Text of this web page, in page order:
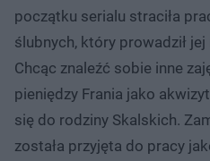
początku serialu straciła
ślubnych, który prowadził jej
Chcąc znaleźć sobie inne
pieniędzy Frania jako
się do rodziny Skalskich.
została przyjęta do pracy